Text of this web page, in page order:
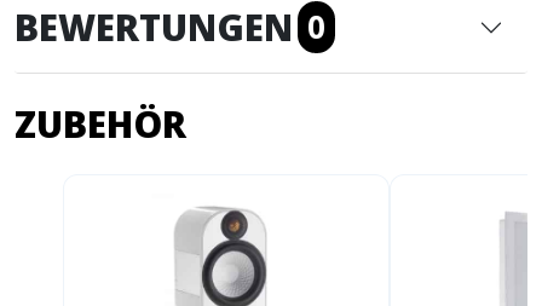
BEWERTUNGEN 0
ZUBEHÖR